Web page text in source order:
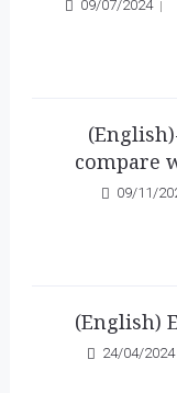
09/07/2024
compare
09/11/
(English)
24/04/2024